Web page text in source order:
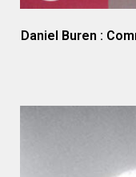
Daniel Buren :